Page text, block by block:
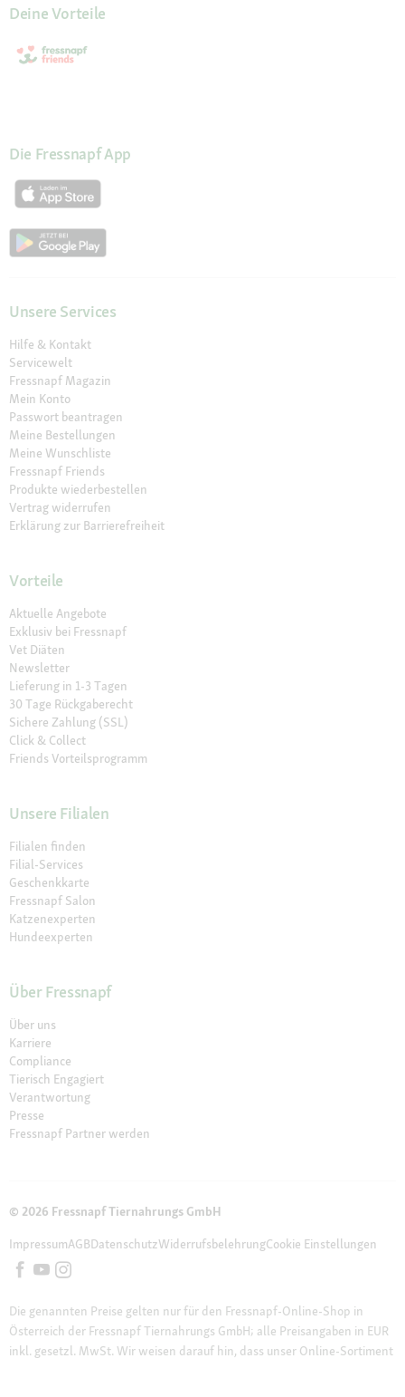
Deine Vorteile
Die Fressnapf App
Unsere Services
Hilfe & Kontakt
Servicewelt
Fressnapf Magazin
Mein Konto
Passwort beantragen
Meine Bestellungen
Meine Wunschliste
Fressnapf Friends
Produkte wiederbestellen
Vertrag widerrufen
Erklärung zur Barrierefreiheit
Vorteile
Aktuelle Angebote
Exklusiv bei Fressnapf
Vet Diäten
Newsletter
Lieferung in 1-3 Tagen
30 Tage Rückgaberecht
Sichere Zahlung (SSL)
Click & Collect
Friends Vorteilsprogramm
Unsere Filialen
Filialen finden
Filial-Services
Geschenkkarte
Fressnapf Salon
Katzenexperten
Hundeexperten
Über Fressnapf
Über uns
Karriere
Compliance
Tierisch Engagiert
Verantwortung
Presse
Fressnapf Partner werden
© 2026 Fressnapf Tiernahrungs GmbH
ImpressumAGBDatenschutzWiderrufsbelehrungCookie Einstellungen
Die genannten Preise gelten nur für den Fressnapf-Online-Shop in
Österreich der Fressnapf Tiernahrungs GmbH; alle Preisangaben in EUR
inkl. gesetzl. MwSt. Wir weisen darauf hin, dass unser Online-Sortiment